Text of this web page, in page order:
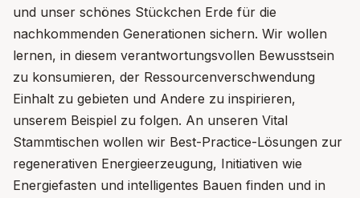
und unser schönes Stückchen Erde für die
nachkommenden Generationen sichern. Wir wollen
lernen, in diesem verantwortungsvollen Bewusstsein
zu konsumieren, der Ressourcenverschwendung
Einhalt zu gebieten und Andere zu inspirieren,
unserem Beispiel zu folgen. An unseren Vital
Stammtischen wollen wir Best-Practice-Lösungen zur
regenerativen Energieerzeugung, Initiativen wie
Energiefasten und intelligentes Bauen finden und in